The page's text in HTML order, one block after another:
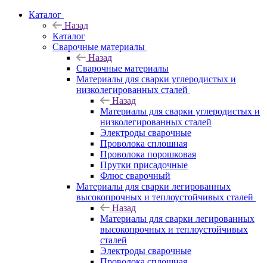
Каталог
Назад
Каталог
Сварочные материалы
Назад
Сварочные материалы
Материалы для сварки углеродистых и
низколегированных сталей
Назад
Материалы для сварки углеродистых и
низколегированных сталей
Электроды сварочные
Проволока сплошная
Проволока порошковая
Прутки присадочные
Флюс сварочный
Материалы для сварки легированных
высокопрочных и теплоустойчивых сталей
Назад
Материалы для сварки легированных
высокопрочных и теплоустойчивых
сталей
Электроды сварочные